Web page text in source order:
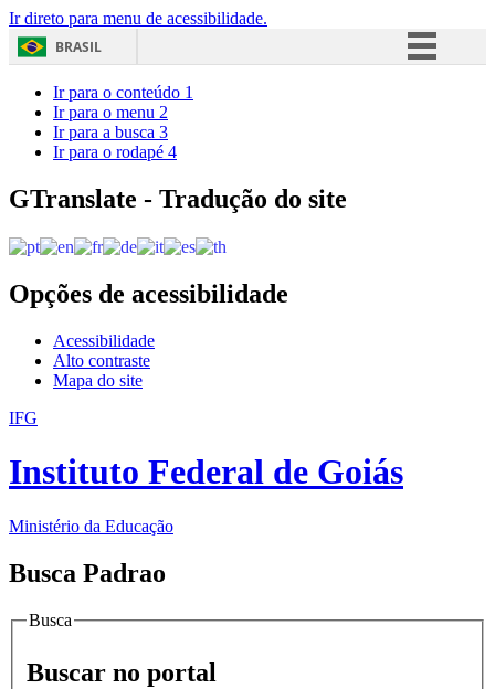
Ir direto para menu de acessibilidade.
BRASIL
Acesso à informação
Ir para o conteúdo 1
Ir para o menu 2
Ir para a busca 3
Ir para o rodapé 4
GTranslate - Tradução do site
Opções de acessibilidade
Acessibilidade
Alto contraste
Mapa do site
IFG
Instituto Federal de Goiás
Ministério da Educação
Busca Padrao
Busca
Buscar no portal